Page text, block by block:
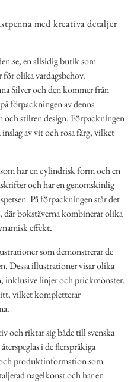
med kreativa detaljer
en allsidig butik som
olika vardagsbehov.
Silver och den kommer från
förpackningen av denna
och stilren design. Förpackningen
av vit och rosa färg, vilket
har en cylindrisk form och en
och har en genomskinlig
På förpackningen står det
bokstäverna kombinerar olika
effekt.
som demonstrerar de
Dessa illustrationer visar olika
inklusive linjer och prickmönster.
vilket kompletterar
och riktar sig både till svenska
i de flerspråkiga
produktinformation som
nagelkonst och har en